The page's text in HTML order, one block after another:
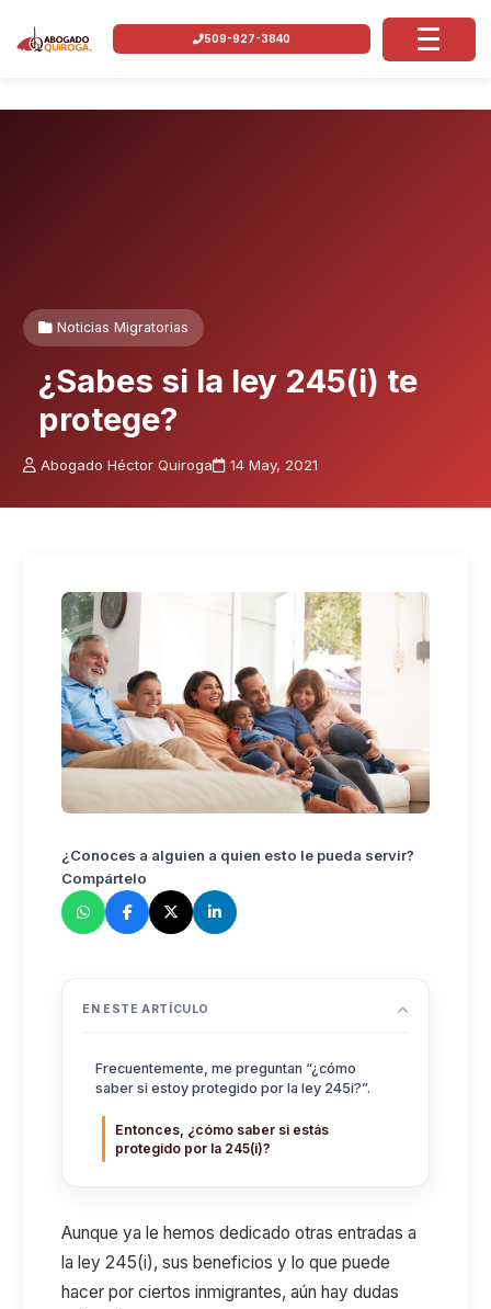
509-927-3840
Noticias Migratorias
¿Sabes si la ley 245(i) te
protege?
Abogado Héctor Quiroga 14 May, 2021
¿Conoces a alguien a quien esto le pueda servir?
Compártelo
EN ESTE ARTÍCULO
Frecuentemente, me preguntan “¿cómo
saber si estoy protegido por la ley 245i?”.
Entonces, ¿cómo saber si estás
protegido por la 245(i)?
Aunque ya le hemos dedicado otras entradas a
la ley 245(i), sus beneficios y lo que puede
hacer por ciertos inmigrantes, aún hay dudas